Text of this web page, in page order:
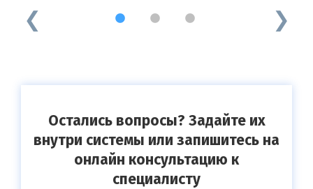
1 2 3
Остались вопросы? Задайте их
внутри системы или запишитесь на
онлайн консультацию к
специалисту